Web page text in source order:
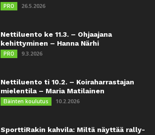
PRO 26.5.2026
Nettiluento ke 11.3. – Ohjaajana
kehittyminen – Hanna Närhi
PRO 9.3.2026
Nettiluento ti 10.2. – Koiraharrastajan
mielentila – Maria Matilainen
Eläinten koulutus 10.2.2026
SporttiRakin kahvila: Miltä näyttää rally-